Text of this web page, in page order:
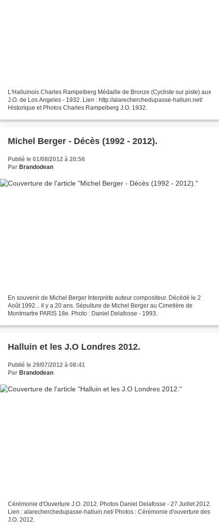
L'Halluinois Charles Rampelberg Médaille de Bronze (Cycliste sur piste) aux
J.O. de Los Angeles - 1932. Lien : http://alarecherchedupasse-halluin.net/
Historique et Photos Charles Rampelberg J.O. 1932.
Michel Berger - Décès (1992 - 2012).
Publié le 01/08/2012 à 20:56
Par Brandodean
En souvenir de Michel Berger Interprète auteur compositeur. Décédé le 2
Août 1992... Il y a 20 ans. Sépulture de Michel Berger au Cimetière de
Montmartre PARIS 18e. Photo : Daniel Delafosse - 1993.
Halluin et les J.O Londres 2012.
Publié le 29/07/2012 à 08:41
Par Brandodean
Cérémonie d'Ouverture J.O. 2012. Photos Daniel Delafosse - 27 Juillet 2012.
Lien : alarecherchedupasse-halluin.net/ Photos : Cérémonie d'ouverture des
J.O. 2012.